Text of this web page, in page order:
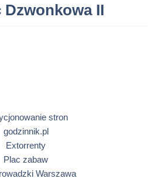
Dzwonkowa II
stron
godzinnik.pl
Extorrenty
Plac zabaw
Warszawa